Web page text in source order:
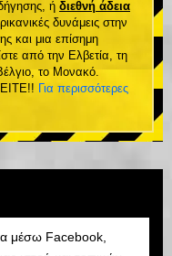
ή διεθνή άδεια
δυνάμεις στην
και μια επίσημη
από την Ελβετία, τη
το Μονακό.
Για περισσότερες
μέσω Facebook,